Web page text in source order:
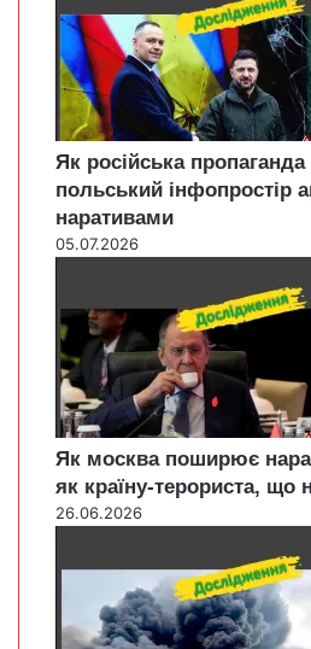
Як російська пропаганда
польський інфопростір
наративами
05.07.2026
Як москва поширює
як країну-терориста, що
26.06.2026